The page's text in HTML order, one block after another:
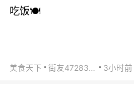
吃饭🍽️
美食天下 街友472838572 3小时前